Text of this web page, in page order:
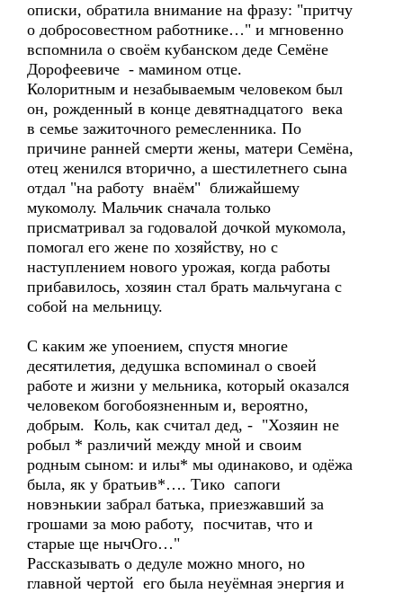
описки, обратила внимание на фразу: "притчу
о добросовестном работнике…" и мгновенно
вспомнила о своём кубанском деде Семёне
Дорофеевиче - мамином отце.
Колоритным и незабываемым человеком был
он, рожденный в конце девятнадцатого века
в семье зажиточного ремесленника. По
причине ранней смерти жены, матери Семёна,
отец женился вторично, а шестилетнего сына
отдал "на работу внаём" ближайшему
мукомолу. Мальчик сначала только
присматривал за годовалой дочкой мукомола,
помогал его жене по хозяйству, но с
наступлением нового урожая, когда работы
прибавилось, хозяин стал брать мальчугана с
собой на мельницу.
С каким же упоением, спустя многие
десятилетия, дедушка вспоминал о своей
работе и жизни у мельника, который оказался
человеком богобоязненным и, вероятно,
добрым. Коль, как считал дед, - "Хозяин не
робыл * различий между мной и своим
родным сыном: и илы* мы одинаково, и одёжа
была, як у братьив*…. Тико сапоги
новэнькии забрал батька, приезжавший за
грошами за мою работу, посчитав, что и
старые ще нычОго…"
Рассказывать о дедуле можно много, но
главной чертой его была неуёмная энергия и